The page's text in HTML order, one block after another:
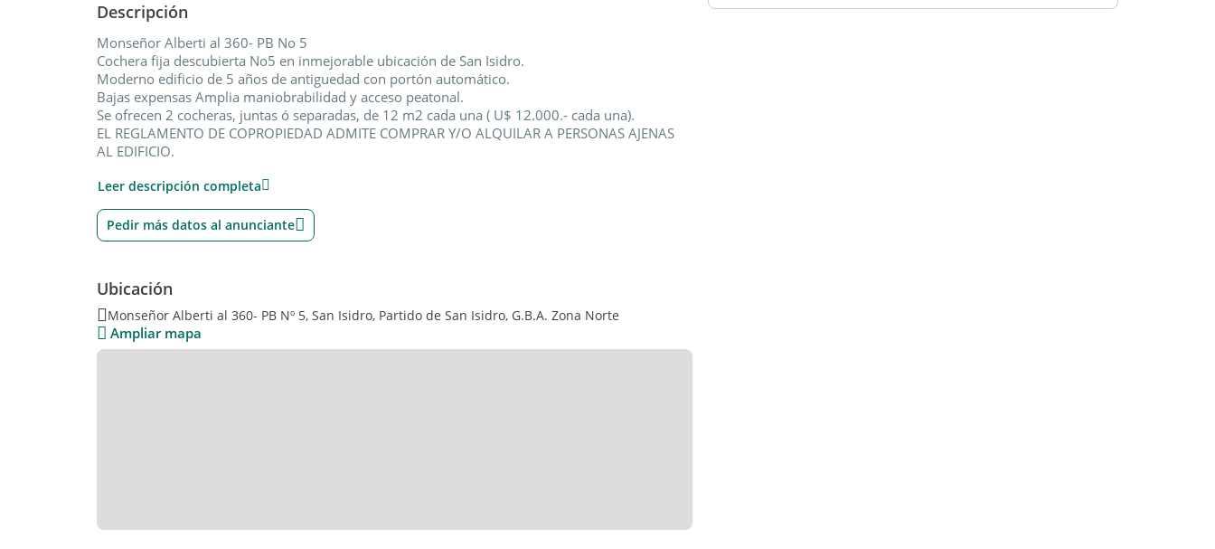
Descripción
Monseñor Alberti al 360- PB No 5
Cochera fija descubierta No5 en inmejorable ubicación de San Isidro.
Moderno edificio de 5 años de antiguedad con portón automático.
Bajas expensas Amplia maniobrabilidad y acceso peatonal.
Se ofrecen 2 cocheras, juntas ó separadas, de 12 m2 cada una ( U$ 12.000.- cada una).
EL REGLAMENTO DE COPROPIEDAD ADMITE COMPRAR Y/O ALQUILAR A PERSONAS AJENAS
AL EDIFICIO.
Expensas $ 954.- (Mayo 2023).
alguna modificación o corrección entre su publicación y el tiempo de su visualización.
Leer descripción completa
Pedir más datos al anunciante
Ubicación
Monseñor Alberti al 360- PB Nº 5, San Isidro, Partido de San Isidro, G.B.A. Zona Norte
Ampliar mapa